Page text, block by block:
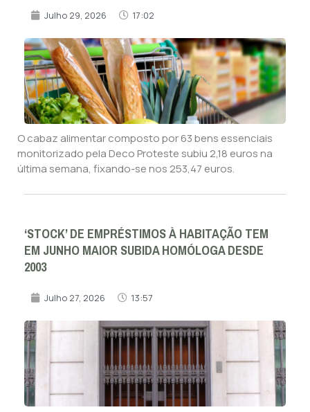
Julho 29, 2026 17:02
O cabaz alimentar composto por 63 bens essenciais
monitorizado pela Deco Proteste subiu 2,18 euros na
última semana, fixando-se nos 253,47 euros.
‘STOCK’ DE EMPRÉSTIMOS À HABITAÇÃO TEM
EM JUNHO MAIOR SUBIDA HOMÓLOGA DESDE
2003
Julho 27, 2026 13:57